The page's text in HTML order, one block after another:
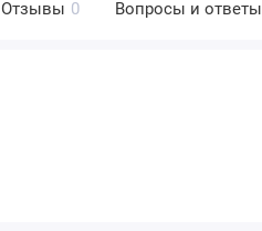
Отзывы 0 Вопросы и ответы